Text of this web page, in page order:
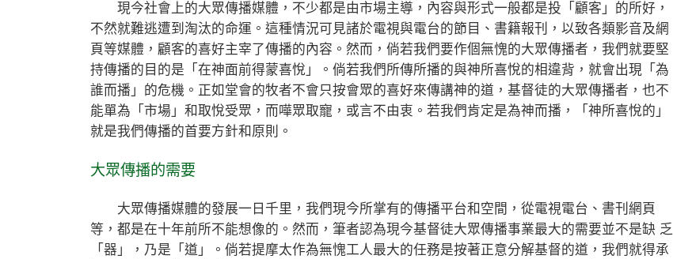
現今社會上的大眾傳播媒體，不少都是由市場主導，內容與形式一般都是投「顧客」的所好，
不然就難逃遭到淘汰的命運。這種情況可見諸於電視與電台的節目、書籍報刊，以致各類影音及網
頁等媒體，顧客的喜好主宰了傳播的內容。然而，倘若我們要作個無愧的大眾傳播者，我們就要堅
持傳播的目的是「在神面前得蒙喜悅」。倘若我們所傳所播的與神所喜悅的相違背，就會出現「為
誰而播」的危機。正如堂會的牧者不會只按會眾的喜好來傳講神的道，基督徒的大眾傳播者，也不
能單為「市場」和取悅受眾，而嘩眾取寵，或言不由衷。若我們肯定是為神而播，「神所喜悅的」
就是我們傳播的首要方針和原則。
大眾傳播的需要
大眾傳播媒體的發展一日千里，我們現今所掌有的傳播平台和空間，從電視電台、書刊網頁
等，都是在十年前所不能想像的。然而，筆者認為現今基督徒大眾傳播事業最大的需要並不是缺 乏
「器」，乃是「道」。倘若提摩太作為無愧工人最大的任務是按著正意分解基督的道，我們就得承